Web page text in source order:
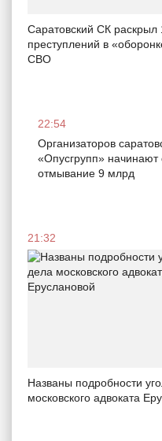
Саратовский СК раскрыл
преступлений в
СВО
22:54
Организаторов
«Опусгрупп» начинают
отмывание 9 млрд
21:32
Названы подробности
московского адвоката